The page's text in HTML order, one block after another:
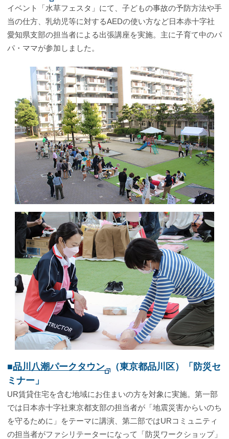
イベント「水草フェスタ」にて、子どもの事故の予防方法や手
当の仕方、乳幼児等に対するAEDの使い方など日本赤十字社
愛知県支部の担当者による出張講座を実施。主に子育て中のパ
パ・ママが参加しました。
■品川八潮パークタウン
（東京都品川区）「防災セ
ミナー」
UR賃貸住宅を含む地域にお住まいの方を対象に実施。第一部
では日本赤十字社東京都支部の担当者が「地震災害からいのち
を守るために」をテーマに講演、第二部ではURコミュニティ
の担当者がファシリテーターになって「防災ワークショップ」